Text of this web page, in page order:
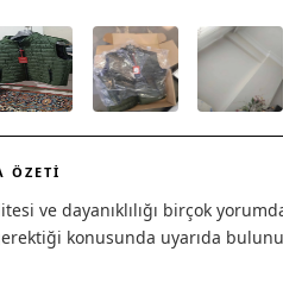
ÖZETİ
ve dayanıklılığı birçok
konusunda uyarıda